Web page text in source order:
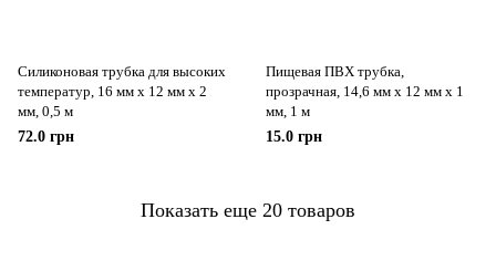
Силиконовая трубка для высоких
температур, 16 мм х 12 мм х 2
мм, 0,5 м
72.0 грн
Пищевая ПВХ трубка,
прозрачная, 14,6 мм х 12 мм х 1
мм, 1 м
15.0 грн
Показать еще 20 товаров